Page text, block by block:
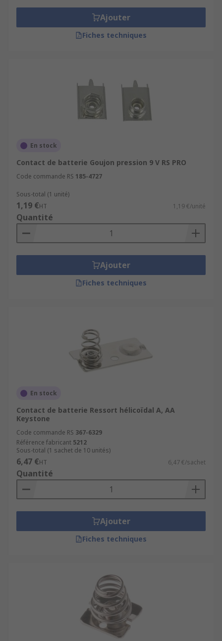
Ajouter
Fiches techniques
En stock
Contact de batterie Goujon pression 9 V RS PRO
Code commande RS 185-4727
Sous-total (1 unité)
1,19 €HT 1,19 €/unité
Quantité
Ajouter
Fiches techniques
En stock
Contact de batterie Ressort hélicoïdal A, AA
Keystone
Code commande RS 367-6329
Référence fabricant 5212
Sous-total (1 sachet de 10 unités)
6,47 €HT 6,47 €/sachet
Quantité
Ajouter
Fiches techniques